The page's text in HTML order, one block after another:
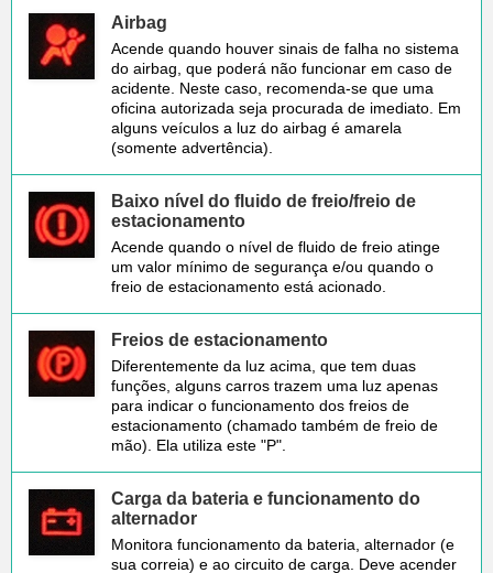
Airbag
Acende quando houver sinais de falha no sistema
do airbag, que poderá não funcionar em caso de
acidente. Neste caso, recomenda-se que uma
oficina autorizada seja procurada de imediato. Em
alguns veículos a luz do airbag é amarela
(somente advertência).
Baixo nível do fluido de freio/freio de
estacionamento
Acende quando o nível de fluido de freio atinge
um valor mínimo de segurança e/ou quando o
freio de estacionamento está acionado.
Freios de estacionamento
Diferentemente da luz acima, que tem duas
funções, alguns carros trazem uma luz apenas
para indicar o funcionamento dos freios de
estacionamento (chamado também de freio de
mão). Ela utiliza este "P".
Carga da bateria e funcionamento do
alternador
Monitora funcionamento da bateria, alternador (e
sua correia) e ao circuito de carga. Deve acender